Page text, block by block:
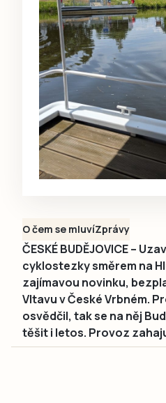
O čem se mluvíZprávy
ČESKÉ BUDĚJOVICE –
cyklostezky směrem na
zajímavou novinku,
Vltavu v České Vrbném.
osvědčil, tak se na něj
těšit i letos. Provoz